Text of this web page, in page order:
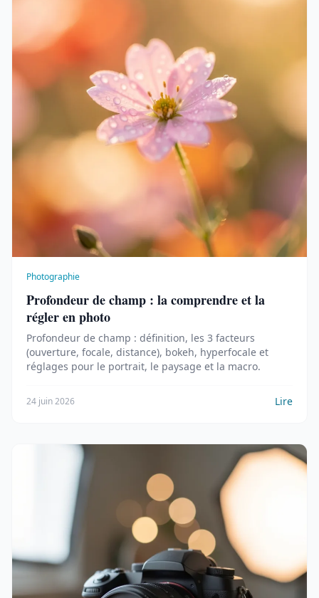
Photographie
Profondeur de champ : la comprendre et la
régler en photo
Profondeur de champ : définition, les 3 facteurs
(ouverture, focale, distance), bokeh, hyperfocale et
réglages pour le portrait, le paysage et la macro.
24 juin 2026 Lire